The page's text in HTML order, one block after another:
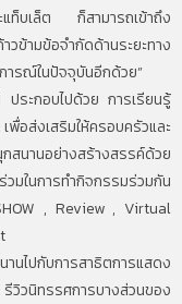
ท็บเล็ต ก็สามารถเข้าถึง
ข้ามข้อจำกัดด้านระยะทาง
ารณ์ในปัจจุบันอีกด้วย”
กอบไปด้วย การเรียนรู้
ส่งเสริมให้ครอบครัวและ
สนานอย่างสร้างสรรค์ด้วย
มในการทำกิจกรรมร่วมกัน
, Review , Virtual
นไปกับการสาธิตการแสดง
วิวนิทรรศการบางส่วนของ